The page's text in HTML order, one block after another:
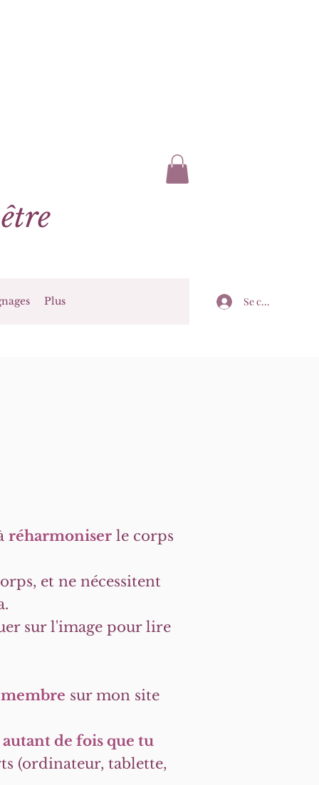
Plus Se connecter
réharmoniser le corps
et ne nécessitent
sur l'image pour lire
membre sur mon site
de fois que tu
(ordinateur, tablette,